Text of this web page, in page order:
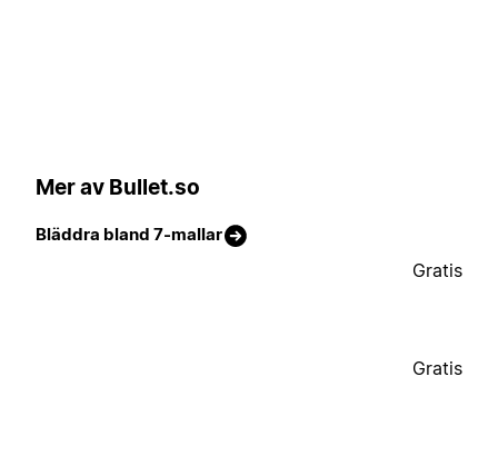
Mer av Bullet.so
Bläddra bland 7-mallar
Gratis
Gratis